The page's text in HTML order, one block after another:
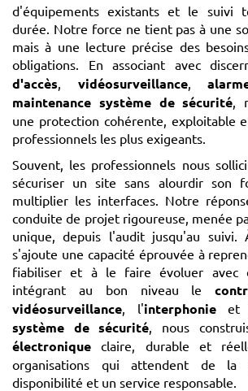
d'équipements existants et le suivi
durée. Notre force ne tient pas à une
mais à une lecture précise des
obligations. En associant avec
d'accès
vidéosurveillance,
maintenance système de sécurité ,
une protection cohérente, exploitable
professionnels les plus exigeants.
Souvent, les professionnels nous
sécuriser un site sans alourdir son
multiplier les interfaces. Notre
conduite de projet rigoureuse, menée
unique, depuis l'audit jusqu'au suivi.
s'ajoute une capacité éprouvée à
fiabiliser et à le faire évoluer avec
intégrant au bon niveau le
vidéosurveillance , l'interphonieet
système de sécurité , nous
électronique claire, durable et
organisations qui attendent de la
disponibilité et un service responsable.